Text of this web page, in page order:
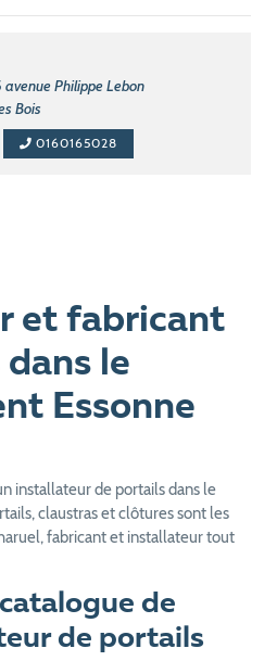
avenue Philippe Lebon
Bois
0160165028
et fabricant
le
Essonne
installateur de portails dans le
claustras et clôtures sont les
fabricant et installateur tout
de
de portails